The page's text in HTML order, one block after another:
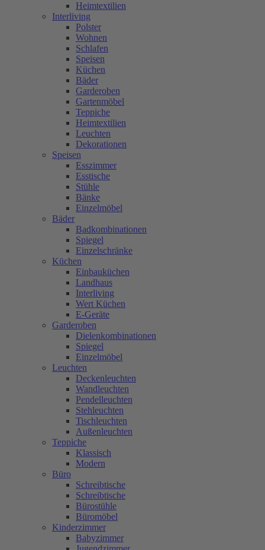
Heimtextilien
Interliving
Polster
Wohnen
Schlafen
Speisen
Küchen
Bäder
Garderoben
Gartenmöbel
Teppiche
Heimtextilien
Leuchten
Dekorationen
Speisen
Esszimmer
Esstische
Stühle
Bänke
Einzelmöbel
Bäder
Badkombinationen
Spiegel
Einzelschränke
Küchen
Einbauküchen
Landhaus
Interliving
Wert Küchen
E-Geräte
Garderoben
Dielenkombinationen
Spiegel
Einzelmöbel
Leuchten
Deckenleuchten
Wandleuchten
Pendelleuchten
Stehleuchten
Tischleuchten
Außenleuchten
Teppiche
Klassisch
Modern
Büro
Schreibtische
Schreibtische
Bürostühle
Büromöbel
Kinderzimmer
Babyzimmer